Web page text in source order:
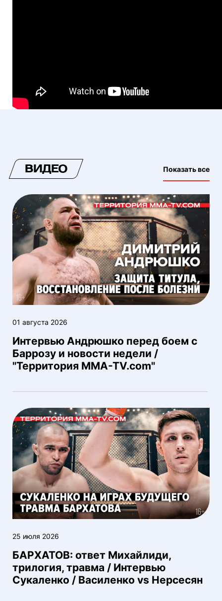
ВИДЕО Показать все
01 августа 2026
Интервью Андрюшко перед боем с
Баррозу и новости недели /
"Территория MMA-TV.com"
25 июля 2026
БАРХАТОВ: ответ Михайлиди,
трилогия, травма / Интервью
Сукаленко / Василенко vs Нерсесян